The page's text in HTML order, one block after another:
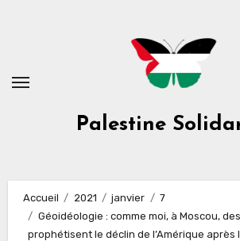
Palestine
Accueil 2021 janvier
7
Géoidéologie : comme moi, à Moscou,
prophétisent le déclin de l’Amérique après